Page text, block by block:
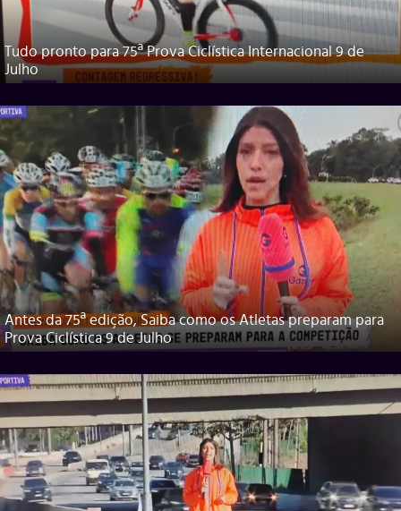
Tudo pronto para 75ª Prova Ciclística Internacional 9 de
Julho
Antes da 75ª edição, Saiba como os Atletas preparam para
Prova Ciclística 9 de Julho